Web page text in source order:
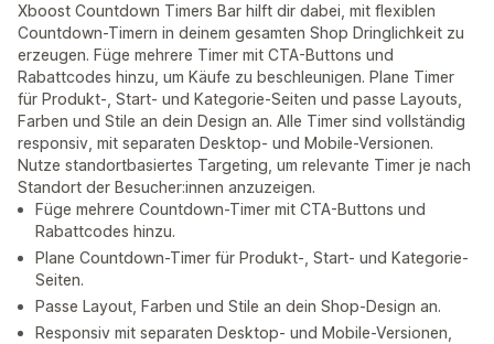
Xboost Countdown Timers Bar hilft dir dabei, mit flexiblen
Countdown-Timern in deinem gesamten Shop Dringlichkeit zu
erzeugen. Füge mehrere Timer mit CTA-Buttons und
Rabattcodes hinzu, um Käufe zu beschleunigen. Plane Timer
für Produkt-, Start- und Kategorie-Seiten und passe Layouts,
Farben und Stile an dein Design an. Alle Timer sind vollständig
responsiv, mit separaten Desktop- und Mobile-Versionen.
Nutze standortbasiertes Targeting, um relevante Timer je nach
Standort der Besucher:innen anzuzeigen.
Füge mehrere Countdown-Timer mit CTA-Buttons und
Rabattcodes hinzu.
Plane Countdown-Timer für Produkt-, Start- und Kategorie-
Seiten.
Passe Layout, Farben und Stile an dein Shop-Design an.
Responsiv mit separaten Desktop- und Mobile-Versionen,